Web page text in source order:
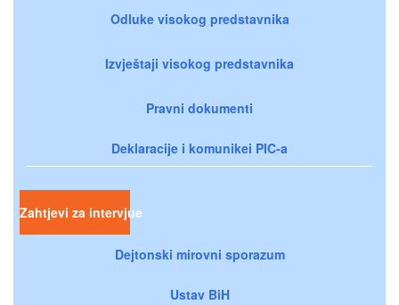
Odluke visokog predstavnika
Izvještaji visokog predstavnika
Pravni dokumenti
Deklaracije i komunikei PIC-a
Zahtjevi za intervjue
Dejtonski mirovni sporazum
Ustav BiH